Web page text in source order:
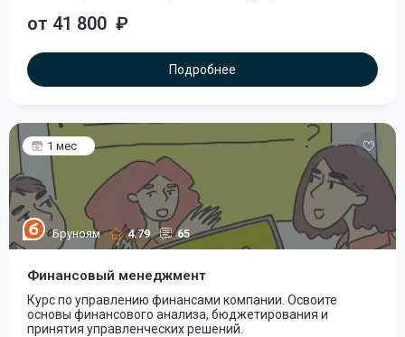
от 41 800 ₽
Подробнее
1 мес
Бруноям 4.79 65
Финансовый менеджмент
Курс по управлению финансами компании. Освоите
основы финансового анализа, бюджетирования и
принятия управленческих решений.